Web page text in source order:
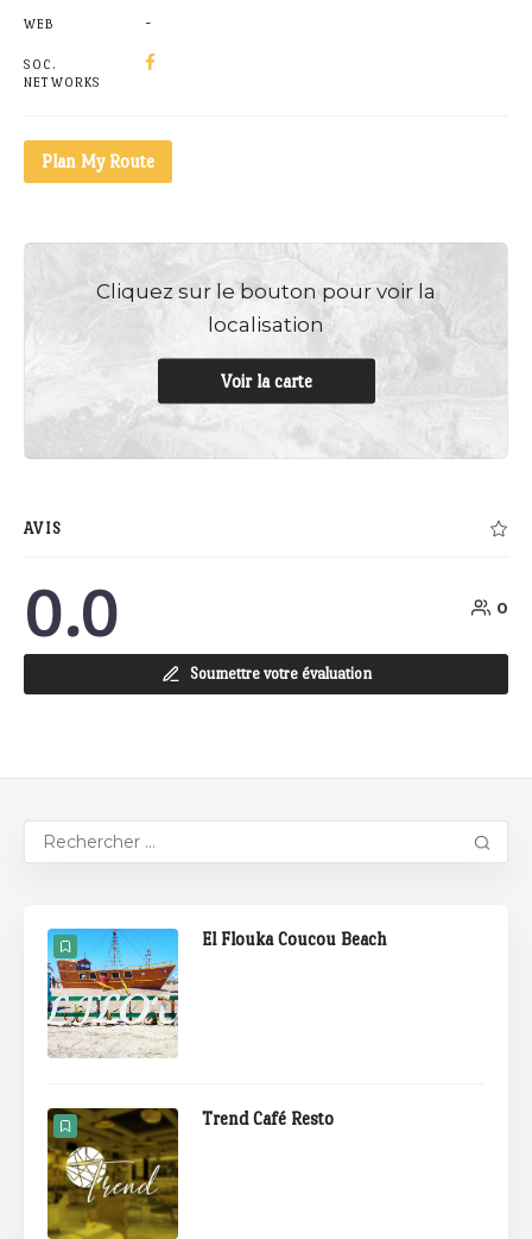
WEB -
SOC.
NETWORKS
Plan My Route
Cliquez sur le bouton pour voir la
localisation
Voir la carte
AVIS
0.0 0
Soumettre votre évaluation
El Flouka Coucou Beach
Trend Café Resto